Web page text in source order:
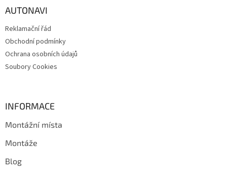
AUTONAVI
Reklamační řád
Obchodní podmínky
Ochrana osobních údajů
Soubory Cookies
INFORMACE
Montážní místa
Montáže
Blog